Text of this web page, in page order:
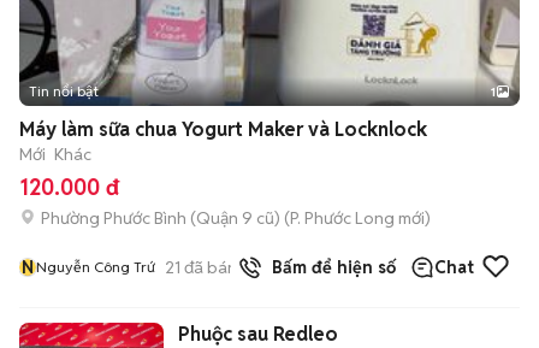
Tin nổi bật 1
Máy làm sữa chua Yogurt Maker và Locknlock
Mới Khác
120.000 đ
Phường Phước Bình (Quận 9 cũ) (P. Phước Long mới)
NNguyễn Công Trứ 21 đã bán Bấm để hiện số Chat
Phuộc sau Redleo